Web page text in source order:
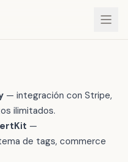
— integración con Stripe,
ilimitados.
—
de tags, commerce